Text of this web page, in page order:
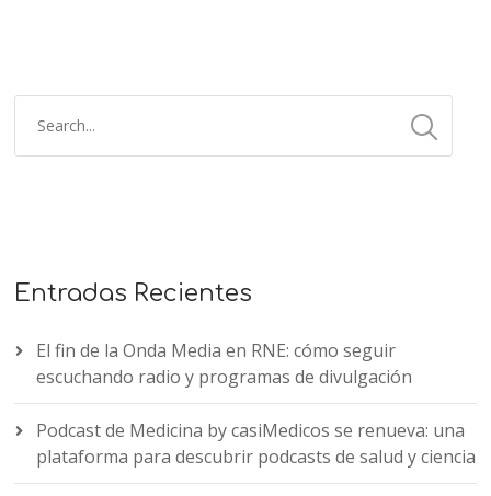
Entradas Recientes
El fin de la Onda Media en RNE: cómo seguir
escuchando radio y programas de divulgación
Podcast de Medicina by casiMedicos se renueva: una
plataforma para descubrir podcasts de salud y ciencia